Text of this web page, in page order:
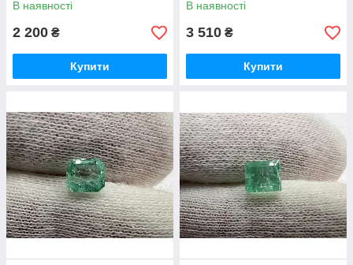
В наявності
2 200 ₴
Купити
В наявності
3 510 ₴
Купити